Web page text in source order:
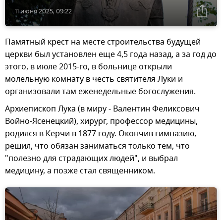
11 июня 2025, 09:22
Памятный крест на месте строительства будущей
церкви был установлен еще 4,5 года назад, а за год до
этого, в июле 2015-го, в больнице открыли
молельную комнату в честь святителя Луки и
организовали там еженедельные богослужения.
Архиепископ Лука (в миру - Валентин Феликсович
Войно-Ясенецкий), хирург, профессор медицины,
родился в Керчи в 1877 году. Окончив гимназию,
решил, что обязан заниматься только тем, что
"полезно для страдающих людей", и выбрал
медицину, а позже стал священником.